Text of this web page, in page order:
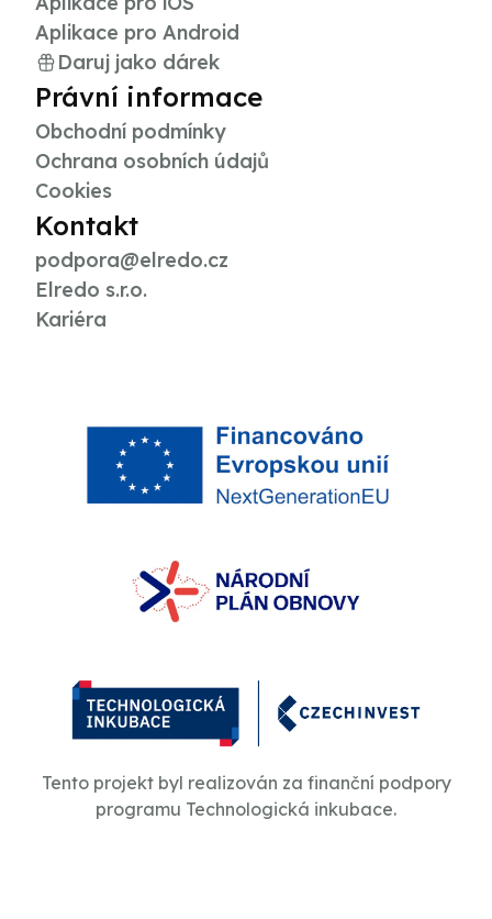
Aplikace pro Android
Daruj jako dárek
Právní informace
Obchodní podmínky
Ochrana osobních údajů
Cookies
Kontakt
podpora@elredo.cz
Elredo s.r.o.
Kariéra
Tento projekt byl realizován za finanční podpory
programu Technologická inkubace.